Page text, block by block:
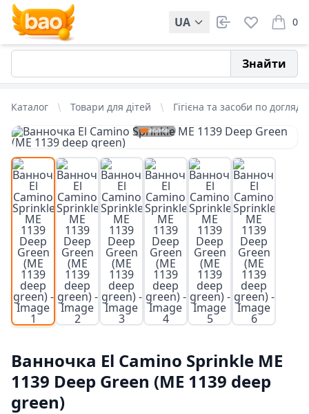
UA 0
items
Знайти
Каталог Товари для дітей Гігієна та засоби по догляду
Ванночка El Camino Sprinkle ME
1139 Deep Green (ME 1139 deep
green)